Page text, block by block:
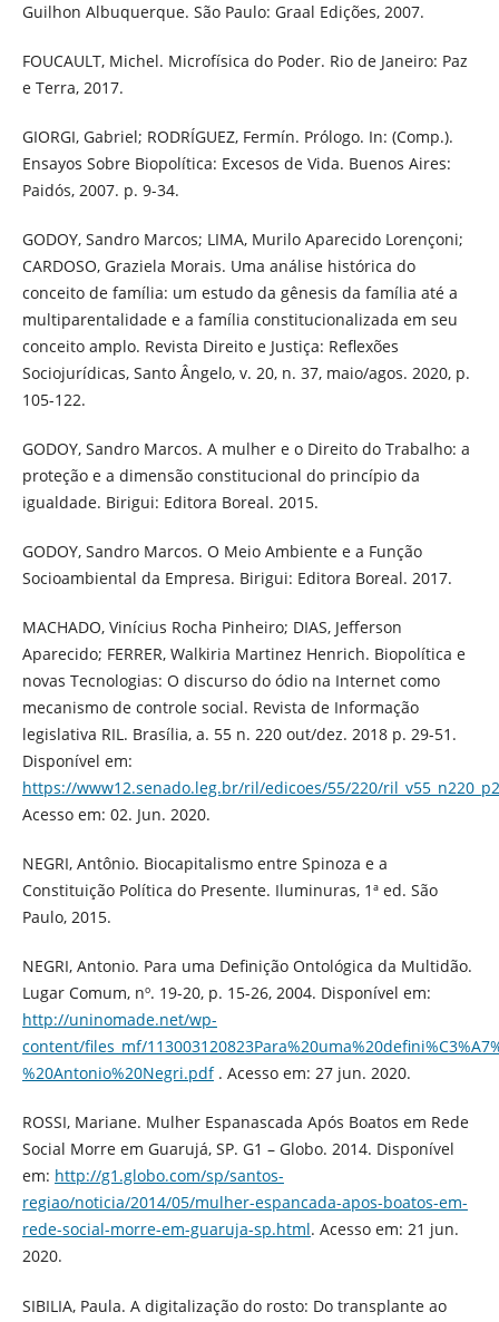
Guilhon Albuquerque. São Paulo: Graal Edições, 2007.
FOUCAULT, Michel. Microfísica do Poder. Rio de Janeiro: Paz
e Terra, 2017.
GIORGI, Gabriel; RODRÍGUEZ, Fermín. Prólogo. In: (Comp.).
Ensayos Sobre Biopolítica: Excesos de Vida. Buenos Aires:
Paidós, 2007. p. 9-34.
GODOY, Sandro Marcos; LIMA, Murilo Aparecido Lorençoni;
CARDOSO, Graziela Morais. Uma análise histórica do
conceito de família: um estudo da gênesis da família até a
multiparentalidade e a família constitucionalizada em seu
conceito amplo. Revista Direito e Justiça: Reflexões
Sociojurídicas, Santo Ângelo, v. 20, n. 37, maio/agos. 2020, p.
105-122.
GODOY, Sandro Marcos. A mulher e o Direito do Trabalho: a
proteção e a dimensão constitucional do princípio da
igualdade. Birigui: Editora Boreal. 2015.
GODOY, Sandro Marcos. O Meio Ambiente e a Função
Socioambiental da Empresa. Birigui: Editora Boreal. 2017.
MACHADO, Vinícius Rocha Pinheiro; DIAS, Jefferson
Aparecido; FERRER, Walkiria Martinez Henrich. Biopolítica e
novas Tecnologias: O discurso do ódio na Internet como
mecanismo de controle social. Revista de Informação
legislativa RIL. Brasília, a. 55 n. 220 out/dez. 2018 p. 29-51.
Disponível em:
https://www12.senado.leg.br/ril/edicoes/55/220/
Acesso em: 02. Jun. 2020.
NEGRI, Antônio. Biocapitalismo entre Spinoza e a
Constituição Política do Presente. Iluminuras, 1ª ed. São
Paulo, 2015.
NEGRI, Antonio. Para uma Definição Ontológica da Multidão.
Lugar Comum, nº. 19-20, p. 15-26, 2004. Disponível em:
http://uninomade.net/wp-
content/files_mf/
%20Antonio%20Negri.pdf. Acesso em: 27 jun. 2020.
ROSSI, Mariane. Mulher Espanascada Após Boatos em Rede
Social Morre em Guarujá, SP. G1 – Globo. 2014. Disponível
em: http://g1.globo.com/sp/santos-
regiao/noticia/2014/05/mulher-espancada-apos-boatos-em-
rede-social-morre-em-guaruja-sp.html. Acesso em: 21 jun.
2020.
SIBILIA, Paula. A digitalização do rosto: Do transplante ao